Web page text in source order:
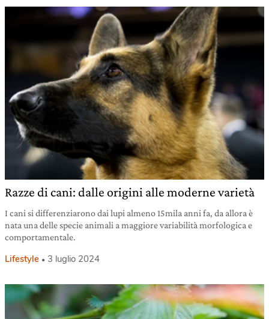
Razze di cani: dalle origini alle moderne varietà
I cani si differenziarono dai lupi almeno 15mila anni fa, da allora è
nata una delle specie animali a maggiore variabilità morfologica e
comportamentale.
Lifestyle 3 luglio 2024